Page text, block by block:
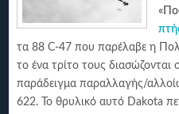
τα 88 C-47 που παρέλαβε η
το ένα τρίτο τους διασώζονται
παράδειγμα παραλλαγής/
622. Το θρυλικό αυτό Dakota